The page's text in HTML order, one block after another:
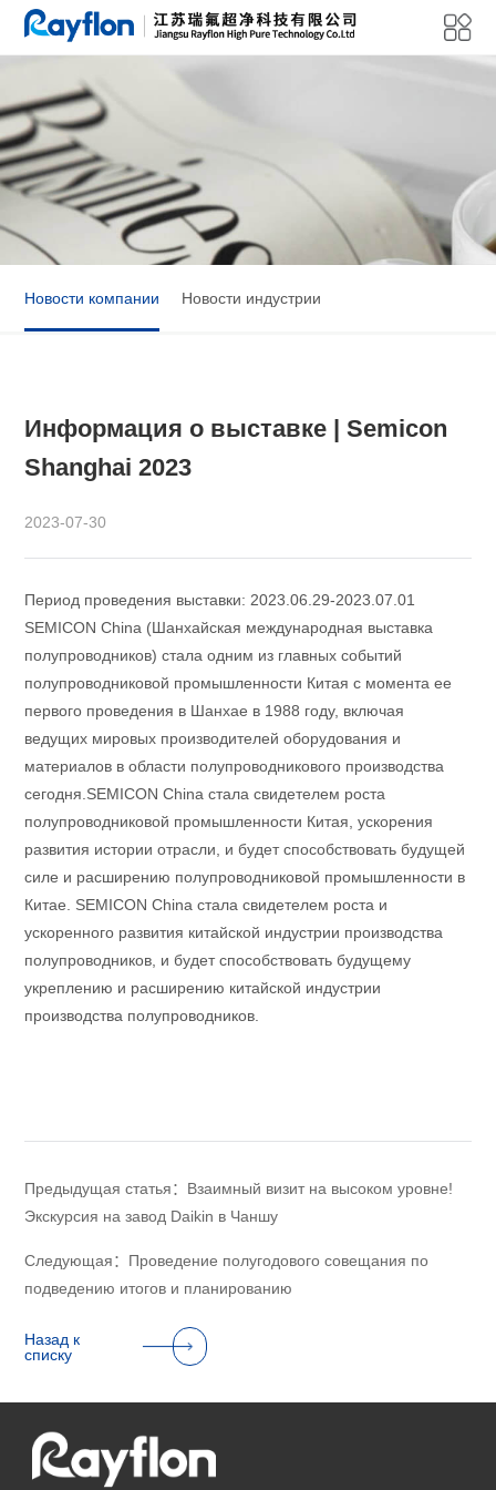
Новости компании Новости индустрии
Информация о выставке | Semicon
Shanghai 2023
2023-07-30
Период проведения выставки: 2023.06.29-2023.07.01
SEMICON China (Шанхайская международная выставка
полупроводников) стала одним из главных событий
полупроводниковой промышленности Китая с момента ее
первого проведения в Шанхае в 1988 году, включая
ведущих мировых производителей оборудования и
материалов в области полупроводникового производства
сегодня.SEMICON China стала свидетелем роста
полупроводниковой промышленности Китая, ускорения
развития истории отрасли, и будет способствовать будущей
силе и расширению полупроводниковой промышленности в
Китае. SEMICON China стала свидетелем роста и
ускоренного развития китайской индустрии производства
полупроводников, и будет способствовать будущему
укреплению и расширению китайской индустрии
производства полупроводников.
Предыдущая статья：Взаимный визит на высоком уровне!
Экскурсия на завод Daikin в Чаншу
Следующая：Проведение полугодового совещания по
подведению итогов и планированию
Назад к
списку